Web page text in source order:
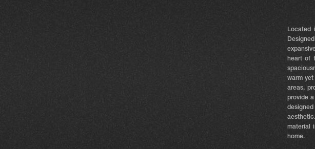
Located
heart of
warm
areas,
provide
material
home.